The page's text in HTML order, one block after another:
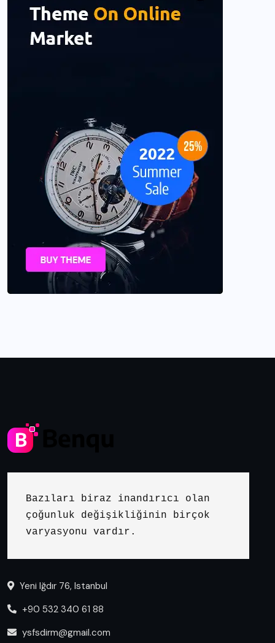
Bazıları biraz inandırıcı olan
çoğunluk değişikliğinin birçok
varyasyonu vardır.
Yeni Iğdır 76, Istanbul
+90 532 340 61 88
ysfsdirm@gmail.com